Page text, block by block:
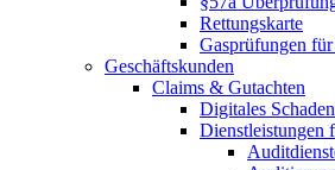
Rettungskarte
Gasprüfungen
Geschäftskunden
Claims & Gutachten
Digitales
Dienstleistungen